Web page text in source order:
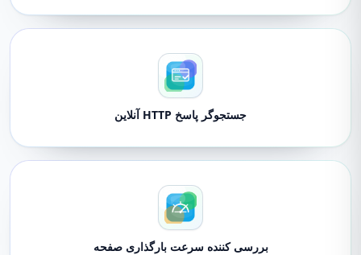
جستجوگر پاسخ HTTP آنلاین
بررسی کننده سرعت بارگذاری صفحه